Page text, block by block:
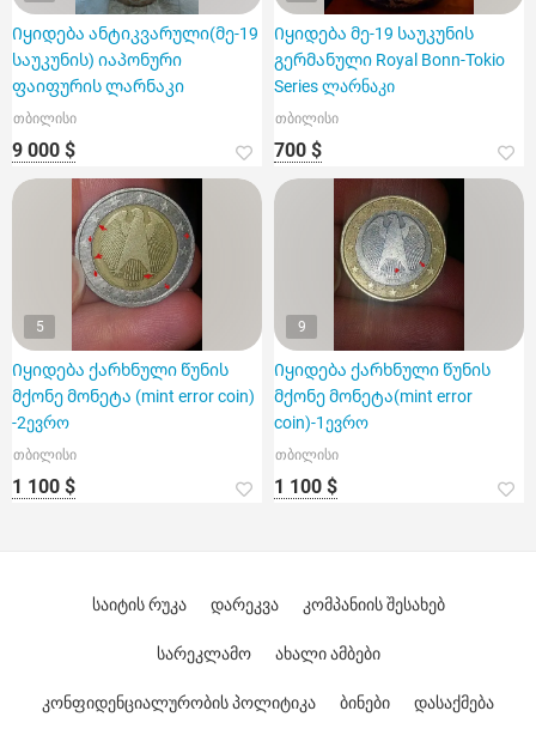
Იყიდება ანტიკვარული(მე-19
საუკუნის) იაპონური
ფაიფურის ლარნაკი
თბილისი
9 000 $
Იყიდება მე-19 საუკუნის
გერმანული Royal Bonn-Tokio
Series ლარნაკი
თბილისი
700 $
5
Იყიდება ქარხნული წუნის
მქონე მონეტა (mint error coin)
-2ევრო
თბილისი
1 100 $
9
Იყიდება ქარხნული წუნის
მქონე მონეტა(mint error
coin)-1ევრო
თბილისი
1 100 $
საიტის რუკა დარეკვა კომპანიის შესახებ
სარეკლამო ახალი ამბები
კონფიდენციალურობის პოლიტიკა ბინები დასაქმება